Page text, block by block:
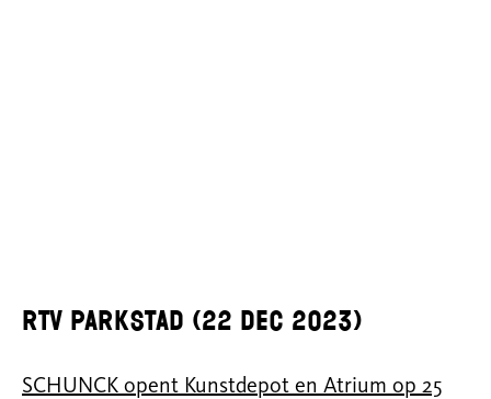
RTV Parkstad (22 dec 2023)
SCHUNCK opent Kunstdepot en Atrium op 25